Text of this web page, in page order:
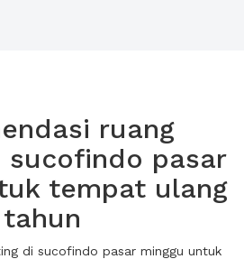
ruang
sucofindo pasar
tempat ulang
tahun
di sucofindo pasar minggu untuk